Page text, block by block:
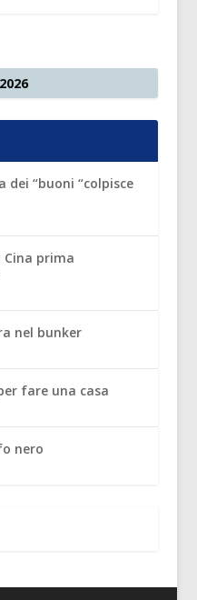
dei “buoni “colpisce
prima
nel bunker
fare una casa
nero